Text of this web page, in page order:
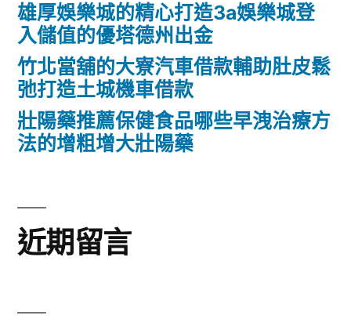
雄厚娛樂城的精心打造3a娛樂城登
入儲值的優塔德州出金
竹北當舖的大寮汽車借款輔助肚皮鬆
弛打造土城機車借款
壯陽藥推薦保健食品哪些早洩治療方
法的增粗增大壯陽藥
近期留言